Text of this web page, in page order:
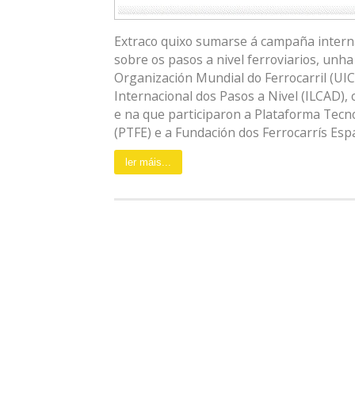
Extraco quixo sumarse á campaña
sobre os pasos a nivel ferroviarios,
Organización Mundial do Ferrocarril
Internacional dos Pasos a Nivel
e na que participaron a Plataforma
(PTFE) e a Fundación dos Ferrocarrís
ler máis...